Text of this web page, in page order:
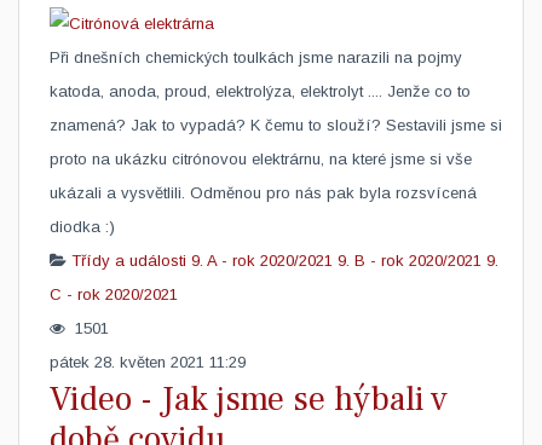
Při dnešních chemických toulkách jsme narazili na pojmy
katoda, anoda, proud, elektrolýza, elektrolyt .... Jenže co to
znamená? Jak to vypadá? K čemu to slouží? Sestavili jsme si
proto na ukázku citrónovou elektrárnu, na které jsme si vše
ukázali a vysvětlili. Odměnou pro nás pak byla rozsvícená
diodka :) ​
Třídy a události 9. A - rok 2020/2021 9. B - rok 2020/2021 9.
C - rok 2020/2021
1501
pátek 28. květen 2021 11:29
Video - Jak jsme se hýbali v